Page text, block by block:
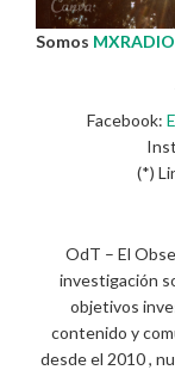
Somos MXRADIO
Facebook:
(*)
OdT – El
investigación
objetivos
contenido y
desde el 2010 ,